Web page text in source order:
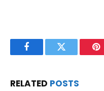
FacebookTwitter
RELATED POSTS